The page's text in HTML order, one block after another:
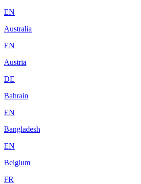
EN
Australia
EN
Austria
DE
Bahrain
EN
Bangladesh
EN
Belgium
FR